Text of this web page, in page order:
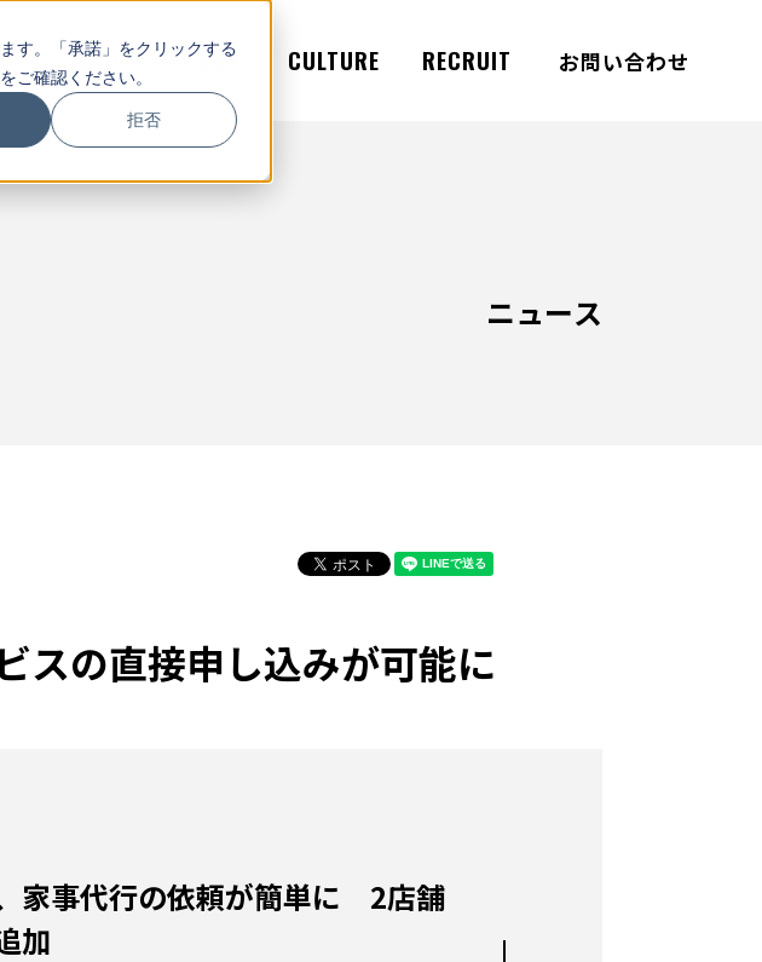
す。「承諾」をクリックする
をご確認ください。
拒否
SERVICE NEWS CULTURE RECRUIT お問い合わせ
ニュース
スの直接申し込みが可能に
家事代行の依頼が簡単に 2店舗
加